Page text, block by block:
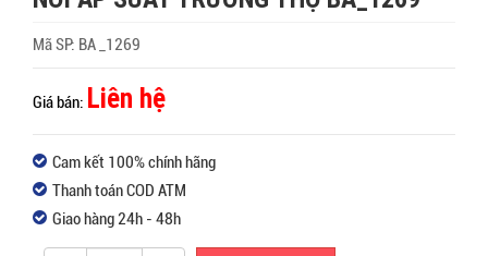
Mã SP: BA _1269
Giá bán: Liên hệ
Cam kết 100% chính hãng
Thanh toán COD ATM
Giao hàng 24h - 48h